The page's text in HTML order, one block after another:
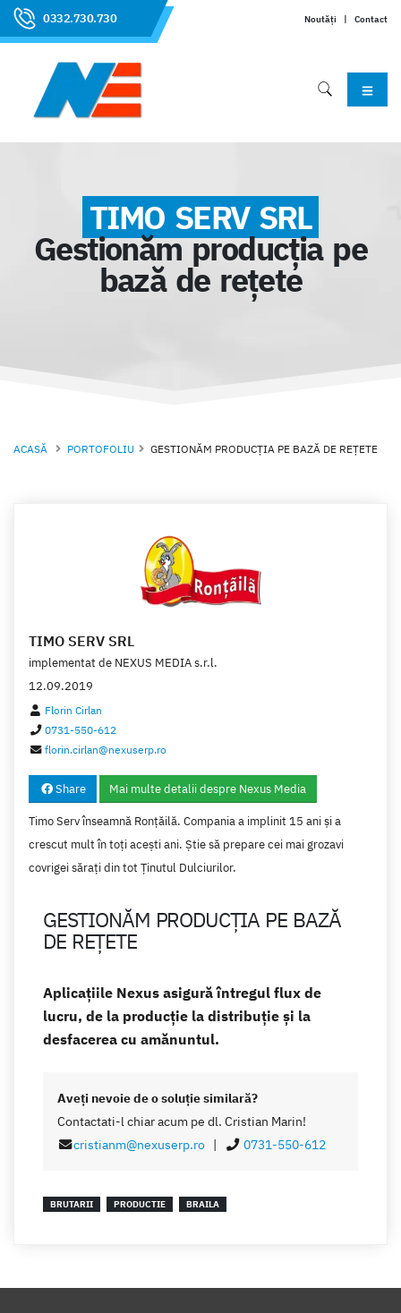
0332.730.730 Noutăți | Contact
TIMO SERV SRL
Gestionăm producţia pe
bază de reţete
ACASĂ PORTOFOLIU GESTIONĂM PRODUCŢIA PE BAZĂ DE REŢETE
TIMO SERV SRL
implementat de NEXUS MEDIA s.r.l.
12.09.2019
Florin Cirlan
0731-550-612
florin.cirlan@nexuserp.ro
Share Mai multe detalii despre Nexus Media
Timo Serv înseamnă Ronţăilă. Compania a implinit 15 ani şi a
crescut mult în toţi aceşti ani. Ştie să prepare cei mai grozavi
covrigei săraţi din tot Ţinutul Dulciurilor.
GESTIONĂM PRODUCŢIA PE BAZĂ
DE REŢETE
Aplicaţiile Nexus asigură întregul flux de
lucru, de la producţie la distribuţie şi la
desfacerea cu amănuntul.
Aveţi nevoie de o soluţie similară?
Contactati-l chiar acum pe dl. Cristian Marin!
cristianm@nexuserp.ro| 0731-550-612
BRUTARII PRODUCTIE BRAILA